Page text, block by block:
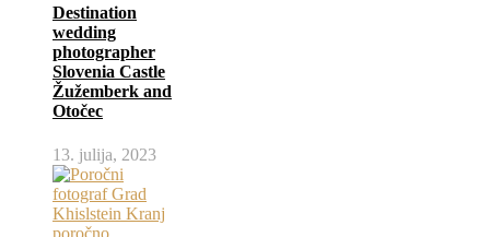
Destination
wedding
photographer
Slovenia Castle
Žužemberk and
Otočec
13. julija, 2023